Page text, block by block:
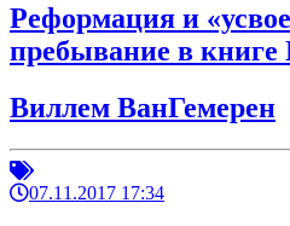
Реформация и
пребывание в книге
Виллем ВанГемерен
07.11.2017 17:34